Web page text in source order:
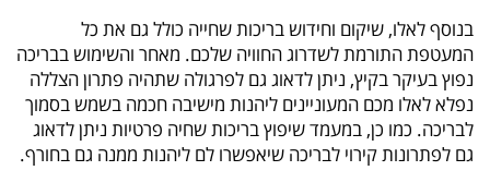
בנוסף לאלו, שיקום וחידוש בריכות שחייה כולל גם את כל
המעטפת התורמת לשדרוג החוויה שלכם. מאחר והשימוש בבריכה
נפוץ בעיקר בקיץ, ניתן לדאוג גם לפרגולה שתהיה פתרון הצללה
נפלא לאלו מכם המעוניינים ליהנות מישיבה חכמה בשמש בסמוך
לבריכה. כמו כן, במעמד שיפוץ בריכות שחיה פרטיות ניתן לדאוג
גם לפתרונות קירוי לבריכה שיאפשרו לם ליהנות ממנה גם בחורף.